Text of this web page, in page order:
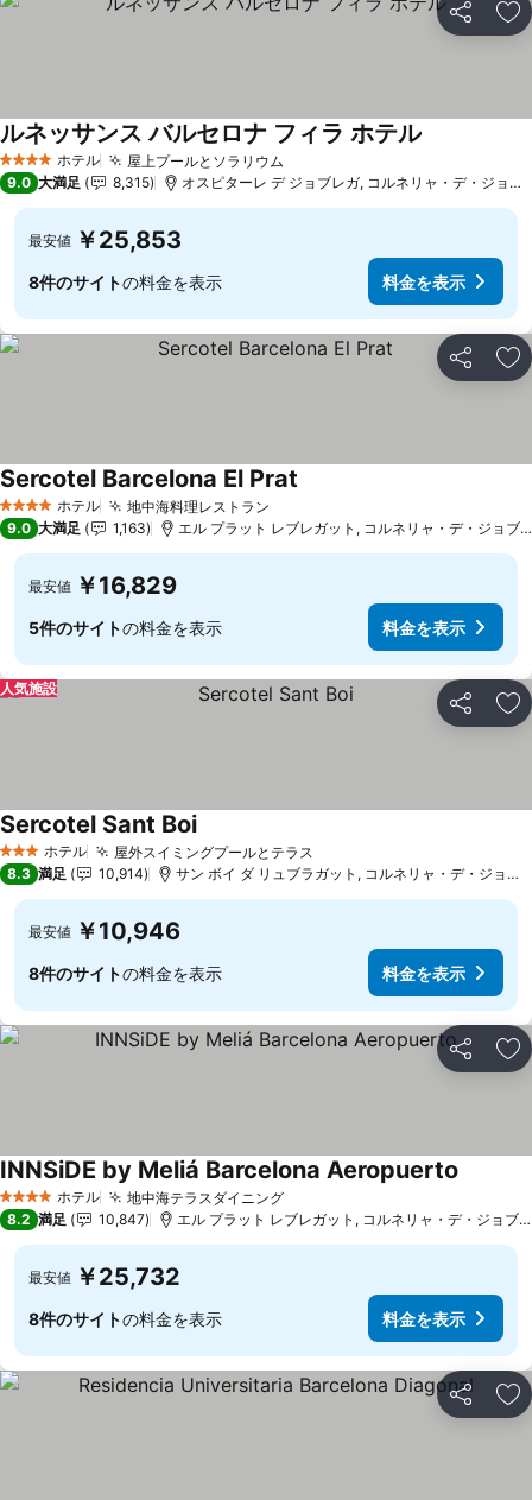
シェア お
4 ホテルのランク
ホテル 屋上プールとソラリウム
ルネッサンス バルセロナ フィラ ホテル
9.0 大満足 8,315 オスピターレ デ ジョブレガ, コルネリャ・デ・ジョ
最安値 ￥25,853
8件のサイトの料金を表示 料金を表示
シェア お
4 ホテルのランク
ホテル 地中海料理レストラン
Sercotel Barcelona El Prat
9.0 大満足 1,163 エル プラット レブレガット, コルネリャ・デ・ジョブ
最安値 ￥16,829
5件のサイトの料金を表示 料金を表示
シェア お
人気施設
3 ホテルのランク
ホテル 屋外スイミングプールとテラス
Sercotel Sant Boi料金を表示
8.3 満足 10,914 サン ボイ ダ リュブラガット, コルネリャ・デ・ジョブ
最安値 ￥10,946
8件のサイトの料金を表示 料金を表示
シェア お
4 ホテルのランク
ホテル 地中海テラスダイニング料金を表示
INNSiDE by Meliá Barcelona Aeropuerto
8.2 満足 10,847 エル プラット レブレガット, コルネリャ・デ・ジョブ
最安値 ￥25,732
8件のサイトの料金を表示 料金を表示
シェア お